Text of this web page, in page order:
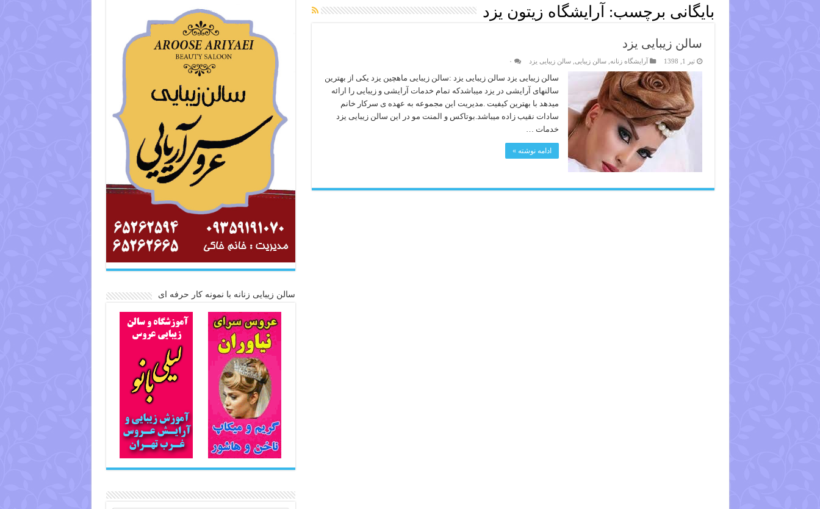
بایگانی برچسب: آرایشگاه زیتون یزد
سالن زیبایی یزد
تیر 1, 1398 آرایشگاه زنانه ,سالن زیبایی ,سالن زیبایی یزد ۰
سالن زیبایی یزد سالن زیبایی یزد :سالن زیبایی ماهچین یزد یکی از بهترین
سالنهای آرایشی در یزد میباشدکه تمام خدمات آرایشی و زیبایی را ارائه
میدهد با بهترین کیفیت .مدیریت این مجموعه به عهده ی سرکار خانم
سادات نقیب زاده میباشد.بوتاکس و المنت مو در این سالن زیبایی یزد
خدمات …
ادامه نوشته »
سالن زیبایی زنانه با نمونه کار حرفه ای